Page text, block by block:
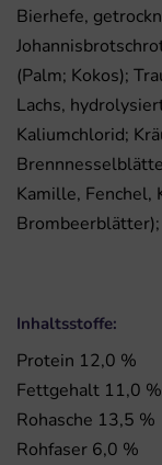
Bierhefe,
(Palm; Kokos);
Lachs,
Kaliumchlorid;
Kamille, Fenchel,
Brombeerblätter);
Inhaltsstoffe:
Protein 12,0 %
Fettgehalt 11,0 %
Rohasche 13,5 %
Rohfaser 6,0 %